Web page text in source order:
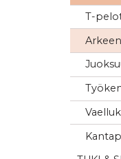
T-